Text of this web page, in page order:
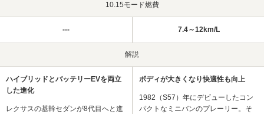
10.15モード燃費
--- 7.4～12km/L
解説
ハイブリッドとバッテリーEVを両立
した進化
レクサスの基幹セダンが8代目へと進
ボディが大きくなり快適性も向上
1982（S57）年にデビューしたコン
パクトなミニバンのプレーリー。そ